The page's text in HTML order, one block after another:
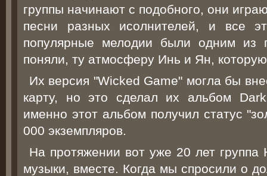
группы начинают с подобного, они
песни разных исолнителей, и все
популярные мелодии были одним из
поняли, ту атмосферу Инь и Ян,
Их версия "Wicked Game" могла бы
карту, но это сделал их альбом
именно этот альбом получил статус
000 экземпляров.
На протяжении вот уже 20 лет группа
музыки, вместе. Когда мы спросили о